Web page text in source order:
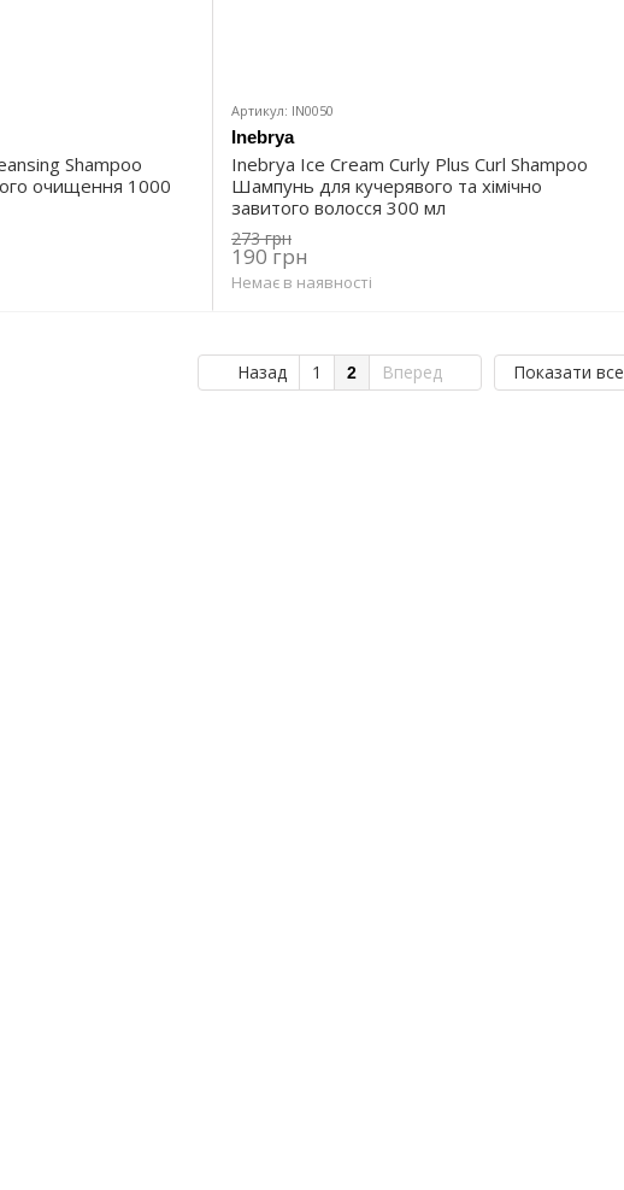
Shampoo
очищення 1000
Артикул: IN0050
Inebrya
Inebrya Ice Cream Curly Plus Curl Shampoo
Шампунь для кучерявого та хімічно
завитого волосся 300 мл
273 грн
190 грн
Немає в наявності
Назад 1 2 Вперед Показати все